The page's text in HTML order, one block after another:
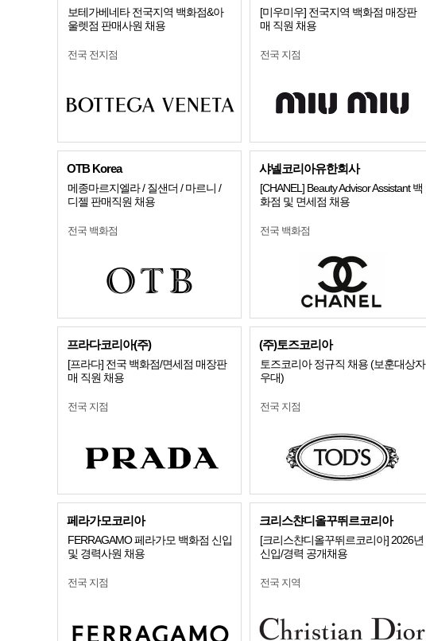
보테가베네타 전국지역 백화점&아
울렛점 판매사원 채용
전국 전지점
[미우미우] 전국지역 백화점 매장판
매 직원 채용
전국 지점
OTB Korea
메종마르지엘라 / 질샌더 / 마르니 /
디젤 판매직원 채용
전국 백화점
샤넬코리아유한회사
[CHANEL] Beauty Advisor Assistant 백
화점 및 면세점 채용
전국 백화점
프라다코리아(주)
[프라다] 전국 백화점/면세점 매장판
매 직원 채용
전국 지점
(주)토즈코리아
토즈코리아 정규직 채용 (보훈대상자
우대)
전국 지점
페라가모코리아
FERRAGAMO 페라가모 백화점 신입
및 경력사원 채용
전국 지점
크리스챤디올꾸뛰르코리아
[크리스챤디올꾸뛰르코리아] 2026년
신입/경력 공개채용
전국 지역